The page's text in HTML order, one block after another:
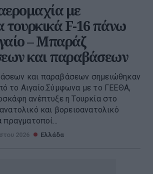
με
τουρκικά F-16 πάνω
– Μπαράζ
και παραβάσεων
και παραβάσεων σημειώθηκαν
το Αιγαίο.Σύμφωνα με το ΓΕΕΘΑ,
ανέπτυξε η Τουρκία στο
και βορειοανατολικό
2026 Ελλάδα